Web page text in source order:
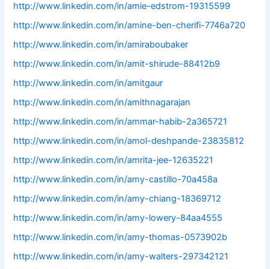
http://www.linkedin.com/in/amie-edstrom-19315599
http://www.linkedin.com/in/amine-ben-cherifi-7746a720
http://www.linkedin.com/in/amiraboubaker
http://www.linkedin.com/in/amit-shirude-88412b9
http://www.linkedin.com/in/amitgaur
http://www.linkedin.com/in/amithnagarajan
http://www.linkedin.com/in/ammar-habib-2a365721
http://www.linkedin.com/in/amol-deshpande-23835812
http://www.linkedin.com/in/amrita-jee-12635221
http://www.linkedin.com/in/amy-castillo-70a458a
http://www.linkedin.com/in/amy-chiang-18369712
http://www.linkedin.com/in/amy-lowery-84aa4555
http://www.linkedin.com/in/amy-thomas-0573902b
http://www.linkedin.com/in/amy-walters-297342121